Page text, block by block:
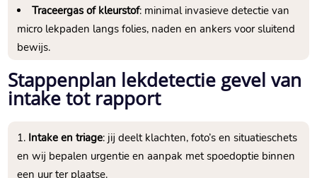
Traceergas of kleurstof: minimal invasieve detectie van
micro lekpaden langs folies, naden en ankers voor sluitend
bewijs.​
Stappenplan lekdetectie gevel van
intake tot rapport
Intake en triage: jij deelt klachten, foto’s en situatieschets
en wij bepalen urgentie en aanpak met spoedoptie binnen
een uur ter plaatse.​